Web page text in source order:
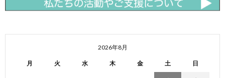
2026年8月
月 火 水 木 金 土 日